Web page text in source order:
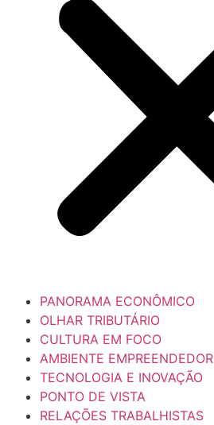
PANORAMA ECONÔMICO
OLHAR TRIBUTÁRIO
CULTURA EM FOCO
AMBIENTE EMPREENDEDOR
TECNOLOGIA E INOVAÇÃO
PONTO DE VISTA
RELAÇÕES TRABALHISTAS